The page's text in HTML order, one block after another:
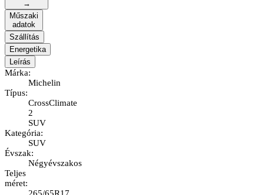
→
Műszaki
adatok
Szállítás
Energetika
Leírás
Márka:
Michelin
Típus:
CrossClimate
2
SUV
Kategória:
SUV
Évszak:
Négyévszakos
Teljes
méret: